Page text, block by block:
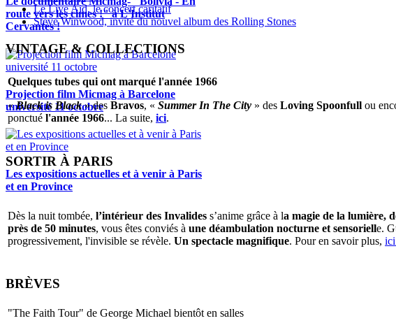
route vers les cimes !" à L'Institut
Cervantès !
Projection film Micmag à Barcelone
université 11 octobre
Les expositions actuelles et à venir à Paris
et en Province
Le Live Aid, le concert caritatif
Steve Winwood, invité du nouvel album des Rolling Stones
VINTAGE & COLLECTIONS
Quelques tubes qui ont marqué l'année 1966
«Black is Black» des Bravos, « Summer In The City » des Loving Spoonfull ou
ponctué l'année 1966... La suite, ici.
SORTIR À PARIS
Dès la nuit tombée, l’intérieur des Invalides s’anime grâce à la magie de la lumière,
près de 50 minutes, vous êtes conviés à une déambulation nocturne et sensorielle.
progressivement, l'invisible se révèle. Un spectacle magnifique. Pour en savoir plus,
BRÈVES
"The Faith Tour" de George Michael bientôt en salles